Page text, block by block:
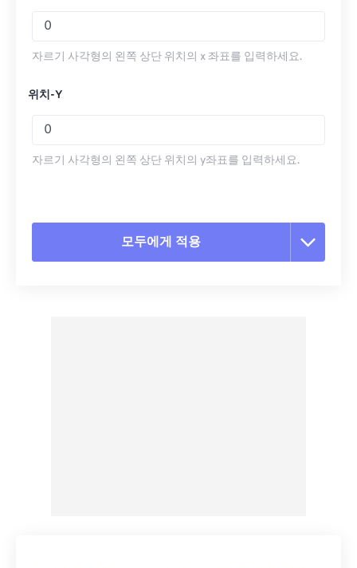
자르기 사각형의 왼쪽 상단 위치의 x 좌표를 입력하세요.
위치-Y
자르기 사각형의 왼쪽 상단 위치의 y좌표를 입력하세요.
모두에게 적용